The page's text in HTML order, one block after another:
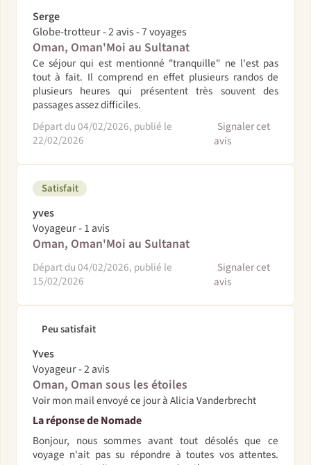
Serge
Globe-trotteur - 2 avis - 7 voyages
Oman, Oman'Moi au Sultanat
Ce séjour qui est mentionné "tranquille" ne l'est pas
tout à fait. Il comprend en effet plusieurs randos de
plusieurs heures qui présentent très souvent des
passages assez difficiles.
Départ du 04/02/2026, publié le
22/02/2026
Signaler cet
avis
Satisfait
yves
Voyageur - 1 avis
Oman, Oman'Moi au Sultanat
Départ du 04/02/2026, publié le
15/02/2026
Signaler cet
avis
Peu satisfait
Yves
Voyageur - 2 avis
Oman, Oman sous les étoiles
Voir mon mail envoyé ce jour à Alicia Vanderbrecht
La réponse de Nomade
Bonjour, nous sommes avant tout désolés que ce
voyage n'ait pas su répondre à toutes vos attentes.